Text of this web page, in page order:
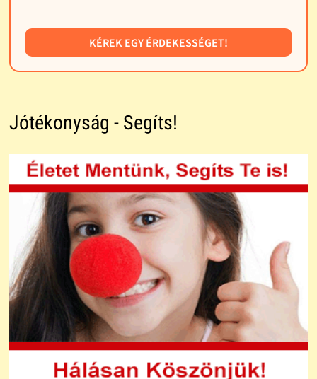
KÉREK EGY ÉRDEKESSÉGET!
Jótékonyság - Segíts!